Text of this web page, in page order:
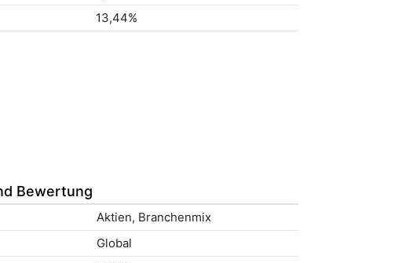
13,44%
Bewertung
Aktien, Branchenmix
Global